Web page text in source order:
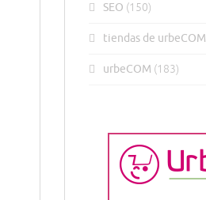
SEO (150)
tiendas de urbeCOM
urbeCOM (183)